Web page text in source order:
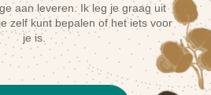
aan leveren. Ik leg je graag uit
zelf kunt bepalen of het iets voor
je is.